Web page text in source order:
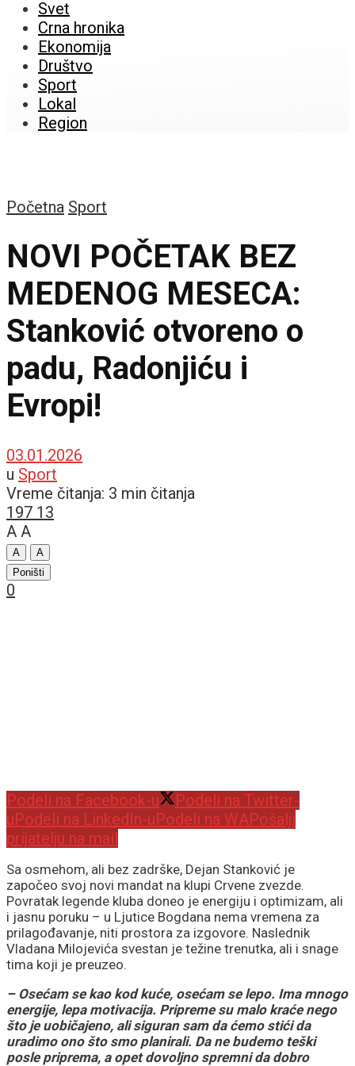
Svet
Crna hronika
Ekonomija
Društvo
Sport
Lokal
Region
Početna Sport
NOVI POČETAK BEZ
MEDENOG MESECA:
Stanković otvoreno o
padu, Radonjiću i
Evropi!
03.01.2026
u Sport
Vreme čitanja: 3 min čitanja
197 13
A A
A
A
Poništi
0
Podeli na Facebook-u
Podeli na Twitter-
uPodeli na LinkedIn-uPodeli na WAPošalji
prijatelju na mail
Sa osmehom, ali bez zadrške, Dejan Stanković je
započeo svoj novi mandat na klupi Crvene zvezde.
Povratak legende kluba doneo je energiju i optimizam, ali
i jasnu poruku – u Ljutice Bogdana nema vremena za
prilagođavanje, niti prostora za izgovore. Naslednik
Vladana Milojevića svestan je težine trenutka, ali i snage
tima koji je preuzeo.
– Osećam se kao kod kuće, osećam se lepo. Ima mnogo
energije, lepa motivacija. Pripreme su malo kraće nego
što je uobičajeno, ali siguran sam da ćemo stići da
uradimo ono što smo planirali. Da ne budemo teški
posle priprema, a opet dovoljno spremni da dobro